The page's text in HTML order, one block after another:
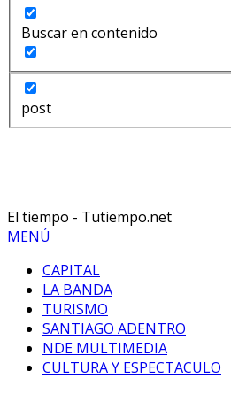
Buscar en contenido
post
El tiempo - Tutiempo.net
MENÚ
CAPITAL
LA BANDA
TURISMO
SANTIAGO ADENTRO
NDE MULTIMEDIA
CULTURA Y ESPECTACULO